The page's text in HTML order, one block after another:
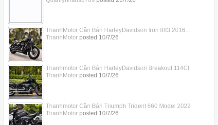
ThanhMotor Cần Bán HarleyDavidson Iron 883 2016...
ThanhMotorposted 10/7/26
Thanhmotor Cần Bán HarleyDavidson Breakout 114CI
ThanhMotorposted 10/7/26
Thanhmotor Cần Bán Triumph Trident 660 Model 2022
ThanhMotorposted 10/7/26